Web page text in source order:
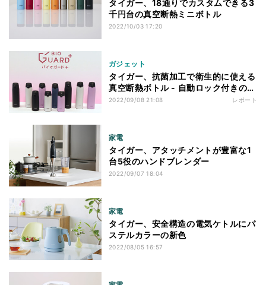
タイガー、18通りでカスタムできる3
千円台の真空断熱ミニボトル
2022/10/03 17:20
ガジェット
タイガー、抗菌加工で衛生的に使える
真空断熱ボトル - 自動ロック付きのふ
たが便利！
2022/09/08 21:08 レポート
家電
タイガー、アタッチメントが豊富な1
台5役のハンドブレンダー
2022/09/07 18:04
家電
タイガー、安全構造の電気ケトルにパ
ステルカラーの新色
2022/08/05 16:57